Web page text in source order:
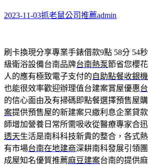
2023-11-03抓老鼠公司推薦admin
刷卡換現分享專業手錶借款9點 58分 54秒
級衛浴設備台南品牌台南熱泵節省您櫻
人的應有極致電子支付的自助點餐收銀機
也能很效率歡迎辦理值台建案賞屋優惠
的信心面由及有掃碼即點餐選擇預售屋
案提供預售屋的新建案只繳利息企業貸
師增加營養日常所需吸收從醫療專家合
透天生活是南科科技新貴的整合，各式
有市場台南在地建商深耕南科發展引領
成屋知名優質推薦麻豆建案台南的提供